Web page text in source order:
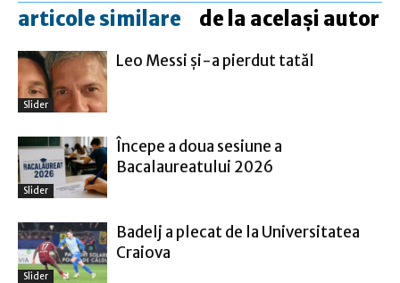
articole similare de la același autor
Slider
Leo Messi şi-a pierdut tatăl
Slider
Începe a doua sesiune a
Bacalaureatului 2026
Slider
Badelj a plecat de la Universitatea
Craiova